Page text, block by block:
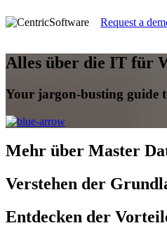
Request a
Alles über die IT für
Your jargon-busting guide
Mehr über Master
Verstehen der
Entdecken der